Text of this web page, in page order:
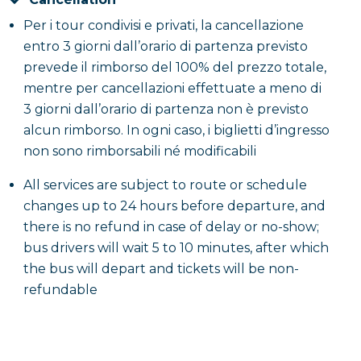
Per i tour condivisi e privati, la cancellazione
entro 3 giorni dall’orario di partenza previsto
prevede il rimborso del 100% del prezzo totale,
mentre per cancellazioni effettuate a meno di
3 giorni dall’orario di partenza non è previsto
alcun rimborso. In ogni caso, i biglietti d’ingresso
non sono rimborsabili né modificabili
All services are subject to route or schedule
changes up to 24 hours before departure, and
there is no refund in case of delay or no-show;
bus drivers will wait 5 to 10 minutes, after which
the bus will depart and tickets will be non-
refundable